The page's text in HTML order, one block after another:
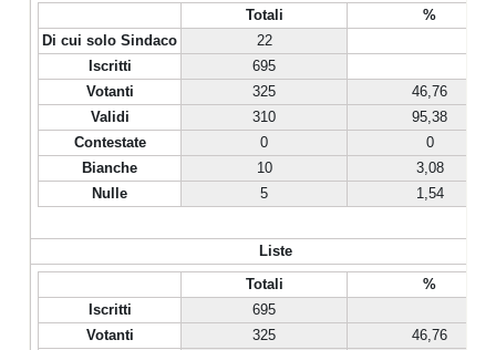
Totali
%
Di cui solo Sindaco
22
Iscritti
695
Votanti
325
46,76
Validi
310
95,38
Contestate
0
0
Bianche
10
3,08
Nulle
5 1,54
Liste
Totali
%
Iscritti
695
Votanti
325
46,76